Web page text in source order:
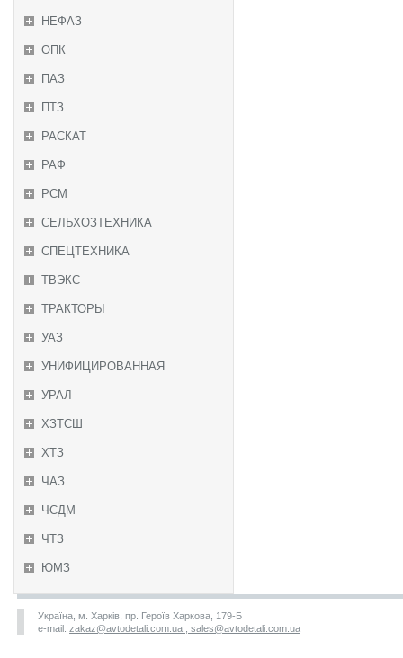
НЕФАЗ
ОПК
ПАЗ
ПТЗ
РАСКАТ
РАФ
РСМ
СЕЛЬХОЗТЕХНИКА
СПЕЦТЕХНИКА
ТВЭКС
ТРАКТОРЫ
УАЗ
УНИФИЦИРОВАННАЯ
УРАЛ
ХЗТСШ
ХТЗ
ЧАЗ
ЧСДМ
ЧТЗ
ЮМЗ
Україна, м. Харків, пр. Героїв Харкова, 179-Б
e-mail: zakaz@avtodetali.com.ua , sales@avtodetali.com.ua